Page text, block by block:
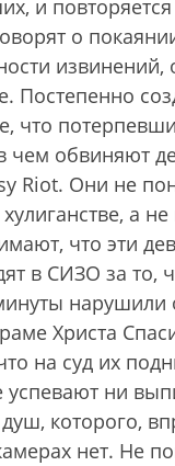
и
о
извинений,
Постепенно
что
чем обвиняют
Riot. Они не
а не
что эти
в СИЗО за то,
нарушили
Христа
на суд их
успевают ни
которого,
нет. Не